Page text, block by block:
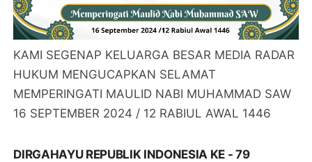
KAMI SEGENAP KELUARGA BESAR MEDIA RADAR
HUKUM MENGUCAPKAN SELAMAT
MEMPERINGATI MAULID NABI MUHAMMAD SAW
16 SEPTEMBER 2024 / 12 RABIUL AWAL 1446
DIRGAHAYU REPUBLIK INDONESIA KE - 79